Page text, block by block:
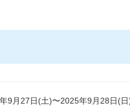
9月27日(土)〜2025年9月28日(日